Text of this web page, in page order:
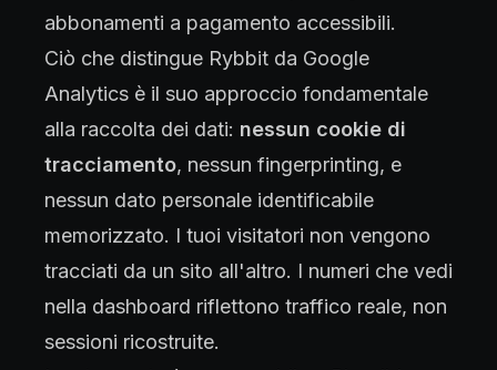
abbonamenti a pagamento accessibili.
Ciò che distingue Rybbit da Google
Analytics è il suo approccio fondamentale
alla raccolta dei dati: nessun cookie di
tracciamento, nessun fingerprinting, e
nessun dato personale identificabile
memorizzato. I tuoi visitatori non vengono
tracciati da un sito all'altro. I numeri che vedi
nella dashboard riflettono traffico reale, non
sessioni ricostruite.